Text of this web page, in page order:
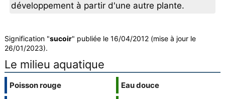
développement à partir d'une autre plante.
Signification "sucoir" publiée le 16/04/2012 (mise à jour le
26/01/2023).
Le milieu aquatique
Poisson rouge
Eau douce